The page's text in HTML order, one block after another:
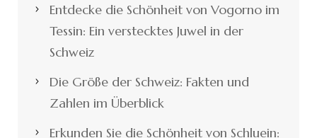
Entdecke die Schönheit von Vogorno im
Tessin: Ein verstecktes Juwel in der
Schweiz
Die Größe der Schweiz: Fakten und
Zahlen im Überblick
Erkunden Sie die Schönheit von Schluein: